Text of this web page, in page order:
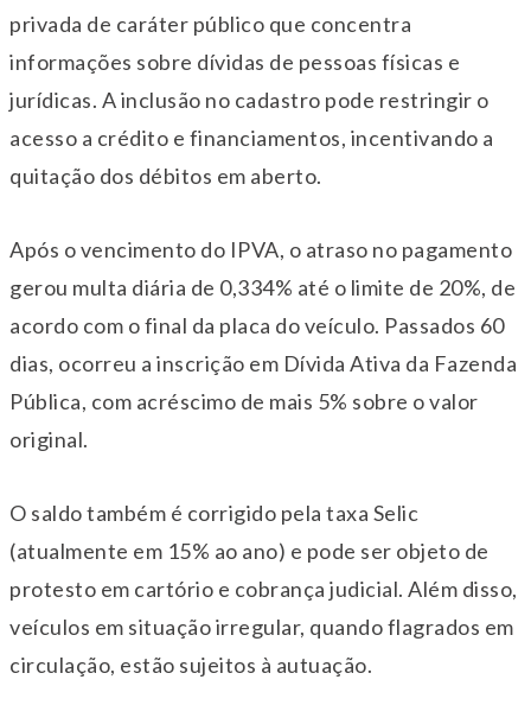
privada de caráter público que concentra
informações sobre dívidas de pessoas físicas e
jurídicas. A inclusão no cadastro pode restringir o
acesso a crédito e financiamentos, incentivando a
quitação dos débitos em aberto.
Após o vencimento do IPVA, o atraso no pagamento
gerou multa diária de 0,334% até o limite de 20%, de
acordo com o final da placa do veículo. Passados 60
dias, ocorreu a inscrição em Dívida Ativa da Fazenda
Pública, com acréscimo de mais 5% sobre o valor
original.
O saldo também é corrigido pela taxa Selic
(atualmente em 15% ao ano) e pode ser objeto de
protesto em cartório e cobrança judicial. Além disso,
veículos em situação irregular, quando flagrados em
circulação, estão sujeitos à autuação.